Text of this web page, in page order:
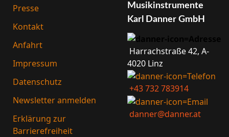
Presse
Kontakt
Anfahrt
Impressum
Datenschutz
Newsletter anmelden
Erklärung zur
Barrierefreiheit
Musik­instrumente
Karl Danner GmbH
Harrach­straße 42, A-
4020 Linz
+43 732 783914
danner@danner.at